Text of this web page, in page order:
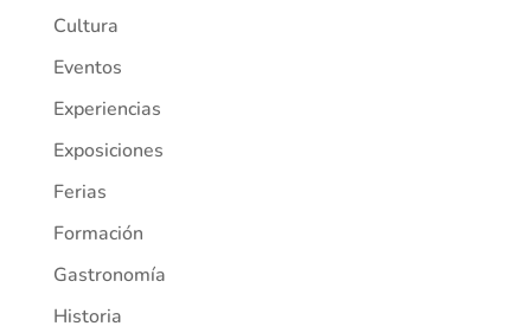
Cultura
Eventos
Experiencias
Exposiciones
Ferias
Formación
Gastronomía
Historia